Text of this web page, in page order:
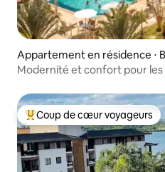
Appartement en résidence ⋅
Modernité et confort pour les
Coups de cœur voyageurs
Coup de cœur voyageurs